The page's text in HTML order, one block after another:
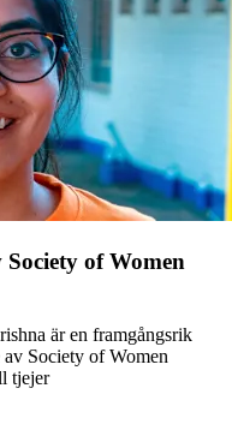
of Women
är en framgångsrik
Society of Women
tjejer